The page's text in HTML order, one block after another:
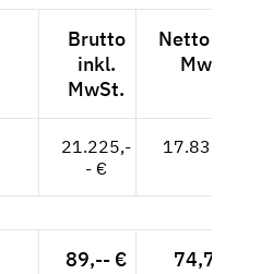
Brutto
inkl.
MwSt.
Netto exkl.
MwSt.
21.225,-
- €
17.836,-- €
89,-- € 74,79 €